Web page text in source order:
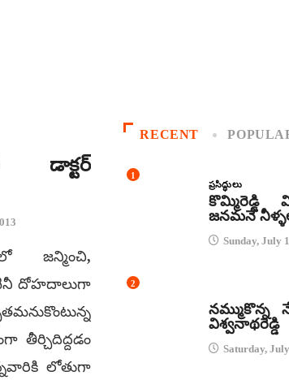
డాక్టర్
జన్మించి,
దోహదాలుగా
తీర్చిదిద్దడం
లోతుగా
RECENT
1
ప్రసిద్ధులు
కొమ్మిరెడ్డి
జనమనే
Sunday, July
2
నమ్ముకొన్న
విశ్వనాథరెడ్డి
Saturday,